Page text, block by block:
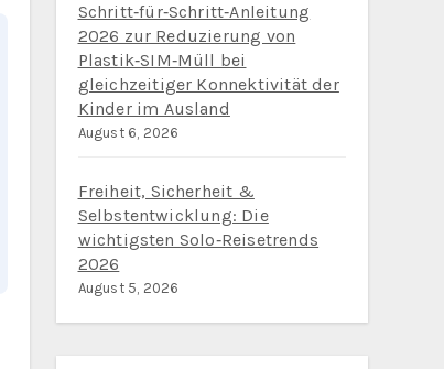
Schritt‑für‑Schritt‑Anleitung
2026 zur Reduzierung von
Plastik‑SIM‑Müll bei
gleichzeitiger Konnektivität der
Kinder im Ausland
August 6, 2026
Freiheit, Sicherheit &
Selbstentwicklung: Die
wichtigsten Solo‑Reisetrends
2026
August 5, 2026